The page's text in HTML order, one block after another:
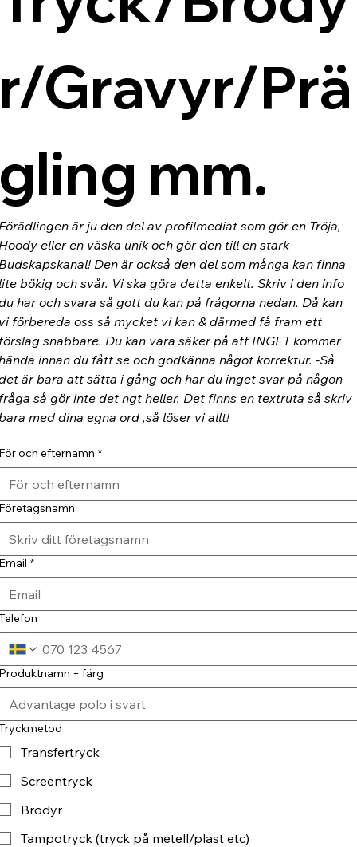
Gravyr/Prä
mm.
är ju den del av profilmediat som gör en Tröja,
eller en väska unik och gör den till en stark
Den är också den del som många kan finna
bökig och svår. Vi ska göra detta enkelt. Skriv i den info
har och svara så gott du kan på frågorna nedan. Då kan
förbereda oss så mycket vi kan & därmed få fram ett
snabbare. Du kan vara säker på att INGET kommer
innan du fått se och godkänna något korrektur. -Så
är bara att sätta i gång och har du inget svar på någon
så gör inte det ngt heller. Det finns en textruta så skriv
med dina egna ord ,så löser vi allt!
och efternamn *
*
+ färg
Transfertryck
Screentryck
Brodyr
Tampotryck (tryck på metell/plast etc)